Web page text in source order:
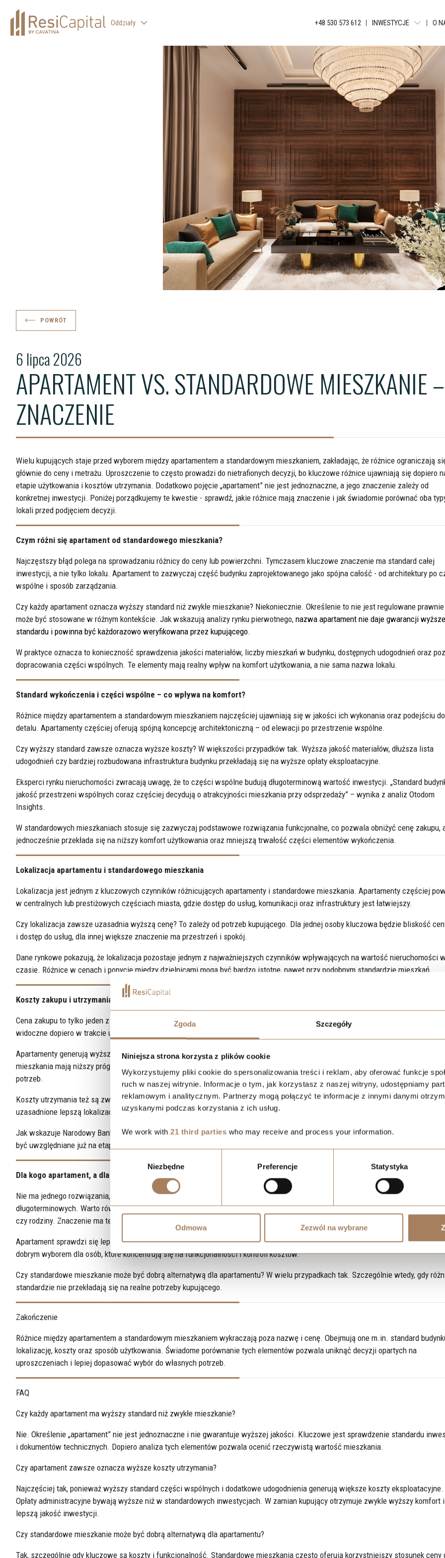
Zgoda Szczegóły
Niniejsza strona korzysta z plików cookie
Wykorzystujemy pliki cookie do spersonalizowania treści i reklam, aby oferować funkcje
ruch w naszej witrynie. Informacje o tym, jak korzystasz z naszej witryny, udostępniamy
reklamowym i analitycznym. Partnerzy mogą połączyć te informacje z innymi danymi
uzyskanymi podczas korzystania z ich usług.
We work with 21 third parties who may receive and process your information.
Niezbędne Preferencje Statystyka
Odmowa Zezwól na wybrane
Oddziały +48 530 573 612 INWESTYCJE
WARSZAWA - LIBERTY
BIELSKO-BIAŁA -
KATOWICE - JANKEGO
KATOWICE - KATOWICKA
KATOWICE - GLOBAL
KATOWICE - BELG
KATOWICE -
ŁÓDŹ - TUWIMA
ŁÓDŹ - TUWIMA
ŁÓDŹ - WIMA A
ŁÓDŹ - WIMA
WROCŁAW - QUORUM
O
APARTAMENT VS. STANDARDOWE MIESZKANIE
ZNACZENIE
6 lipca 2026
POWRÓT
Wielu kupujących staje przed wyborem między apartamentem a standardowym mieszkaniem, zakładając, że różnice ograniczają
głównie do ceny i metrażu. Uproszczenie to często prowadzi do nietrafionych decyzji, bo kluczowe różnice ujawniają się dopiero
etapie użytkowania i kosztów utrzymania. Dodatkowo pojęcie „apartament” nie jest jednoznaczne, a jego znaczenie zależy od
konkretnej inwestycji. Poniżej porządkujemy te kwestie - sprawdź, jakie różnice mają znaczenie i jak świadomie porównać oba
lokali przed podjęciem decyzji.
Czym różni się apartament od standardowego mieszkania?
Najczęstszy błąd polega na sprowadzaniu różnicy do ceny lub powierzchni. Tymczasem kluczowe znaczenie ma standard całej
inwestycji, a nie tylko lokalu. Apartament to zazwyczaj część budynku zaprojektowanego jako spójna całość - od architektury po
wspólne i sposób zarządzania.
Czy każdy apartament oznacza wyższy standard niż zwykłe mieszkanie? Niekoniecznie. Określenie to nie jest regulowane
może być stosowane w różnym kontekście. Jak wskazują analizy rynku pierwotnego, nazwa apartament nie daje gwarancji
standardu i powinna być każdorazowo weryfikowana przez kupującego.
W praktyce oznacza to konieczność sprawdzenia jakości materiałów, liczby mieszkań w budynku, dostępnych udogodnień oraz
dopracowania części wspólnych. Te elementy mają realny wpływ na komfort użytkowania, a nie sama nazwa lokalu.
Standard wykończenia i części wspólne – co wpływa na komfort?
Różnice między apartamentem a standardowym mieszkaniem najczęściej ujawniają się w jakości ich wykonania oraz podejściu do
detalu. Apartamenty częściej oferują spójną koncepcję architektoniczną – od elewacji po przestrzenie wspólne.
Czy wyższy standard zawsze oznacza wyższe koszty? W większości przypadków tak. Wyższa jakość materiałów, dłuższa lista
udogodnień czy bardziej rozbudowana infrastruktura budynku przekładają się na wyższe opłaty eksploatacyjne.
Eksperci rynku nieruchomości zwracają uwagę, że to części wspólne budują długoterminową wartość inwestycji. „Standard
jakość przestrzeni wspólnych coraz częściej decydują o atrakcyjności mieszkania przy odsprzedaży” – wynika z analiz Otodom
Insights.
W standardowych mieszkaniach stosuje się zazwyczaj podstawowe rozwiązania funkcjonalne, co pozwala obniżyć cenę zakupu,
jednocześnie przekłada się na niższy komfort użytkowania oraz mniejszą trwałość części elementów wykończenia.
Lokalizacja apartamentu i standardowego mieszkania
Lokalizacja jest jednym z kluczowych czynników różnicujących apartamenty i standardowe mieszkania. Apartamenty częściej
w centralnych lub prestiżowych częściach miasta, gdzie dostęp do usług, komunikacji oraz infrastruktury jest łatwiejszy.
Czy lokalizacja zawsze uzasadnia wyższą cenę? To zależy od potrzeb kupującego. Dla jednej osoby kluczowa będzie bliskość
i dostęp do usług, dla innej większe znaczenie ma przestrzeń i spokój.
Dane rynkowe pokazują, że lokalizacja pozostaje jednym z najważniejszych czynników wpływających na wartość nieruchomości w
czasie. Różnice w cenach i popycie między dzielnicami mogą być bardzo istotne, nawet przy podobnym standardzie mieszkań.
Koszty zakupu i utrzymania – kluczowe różnice
Cena zakupu to tylko jeden z elementów całkowitego kosztu. Różnice między apartamentem a standardowym mieszkaniem stają się
widoczne dopiero w trakcie użytkowania oraz przy analizie kosztów utrzymania.
Apartamenty generują wyższe koszty stałe, które wynikają z utrzymania części wspólnych i zastosowanych rozwiązań.
mieszkania mają niższy próg wejścia, ale mogą wymagać większych nakładów na wykończenie lub dostosowanie do konkretnych
potrzeb.
Koszty utrzymania też są zwykle większe w przypadku apartamentu, ale nie zawsze oznacza to nieopłacalność. Mogą one być
uzasadnione lepszą lokalizacją, wyższą jakością i większą stabilnością wartości inwestycji w czasie.
Jak wskazuje Narodowy Bank Polski, koszty eksploatacji mieszkań mają istotny wpływ na całkowitą opłacalność inwestycji i
być uwzględniane już na etapie zakupu.
Dla kogo apartament, a dla kogo standardowe mieszkanie?
Nie ma jednego rozwiązania, które byłoby najlepsze dla wszystkich. Wybór zależy od stylu życia, oczekiwań, priorytetów i planów
długoterminowych. Warto również uwzględnić etap życia – inne potrzeby mają osoby kupujące pierwsze mieszkanie, a inne
czy rodziny. Znaczenie ma też horyzont czasowy – czy nieruchomość ma służyć na lata, czy być elementem strategii inwestycyjnej.
Apartament sprawdzi się lepiej tam, gdzie liczy się lokalizacja, standard i długofalowa wartość. Standardowe mieszkanie będzie
dobrym wyborem dla osób, które koncentrują się na funkcjonalności i kontroli kosztów.
Czy standardowe mieszkanie może być dobrą alternatywą dla apartamentu? W wielu przypadkach tak. Szczególnie wtedy, gdy
standardzie nie przekładają się na realne potrzeby kupującego.
Zakończenie
Różnice między apartamentem a standardowym mieszkaniem wykraczają poza nazwę i cenę. Obejmują one m.in. standard
lokalizację, koszty oraz sposób użytkowania. Świadome porównanie tych elementów pozwala uniknąć decyzji opartych na
uproszczeniach i lepiej dopasować wybór do własnych potrzeb.
FAQ
Czy każdy apartament ma wyższy standard niż zwykłe mieszkanie?
Nie. Określenie „apartament” nie jest jednoznaczne i nie gwarantuje wyższej jakości. Kluczowe jest sprawdzenie standardu
i dokumentów technicznych. Dopiero analiza tych elementów pozwala ocenić rzeczywistą wartość mieszkania.
Czy apartament zawsze oznacza wyższe koszty utrzymania?
Najczęściej tak, ponieważ wyższy standard części wspólnych i dodatkowe udogodnienia generują większe koszty eksploatacyjne.
Opłaty administracyjne bywają wyższe niż w standardowych inwestycjach. W zamian kupujący otrzymuje zwykle wyższy komfort i
lepszą jakość inwestycji.
Czy standardowe mieszkanie może być dobrą alternatywą dla apartamentu?
Tak, szczególnie gdy kluczowe są koszty i funkcjonalność. Standardowe mieszkania często oferują korzystniejszy stosunek ceny